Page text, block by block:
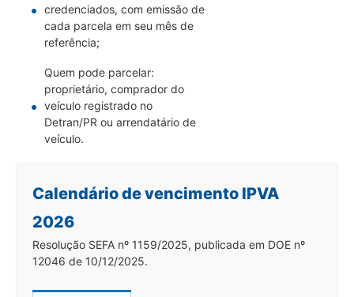
credenciados, com emissão de
cada parcela em seu mês de
referência;
Quem pode parcelar:
proprietário, comprador do
veículo registrado no
Detran/PR ou arrendatário de
veículo.
Calendário de vencimento IPVA
2026
Resolução SEFA nº 1159/2025, publicada em DOE nº
12046 de 10/12/2025.